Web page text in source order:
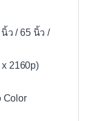
ว / 65 นิ้ว /
2160p)
Color